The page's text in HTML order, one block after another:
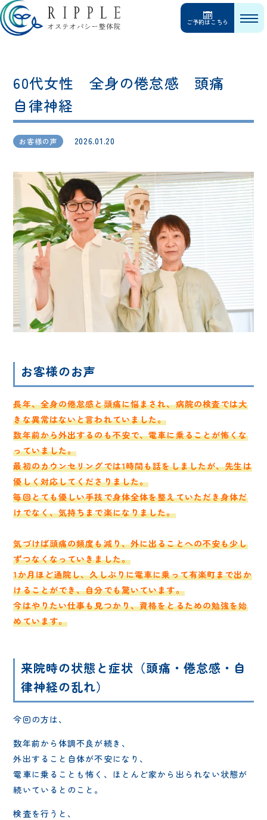
ご予約はこちら
60代女性 全身の倦怠感 頭痛
自律神経
お客様の声 2026.01.20
お客様のお声
長年、全身の倦怠感と頭痛に悩まされ、病院の検査では大
きな異常はないと言われていました。
数年前から外出するのも不安で、電車に乗ることが怖くな
っていました。
最初のカウンセリングでは1時間も話をしましたが、先生は
優しく対応してくださりました。
毎回とても優しい手技で身体全体を整えていただき身体だ
けでなく、気持ちまで楽になりました。
気づけば頭痛の頻度も減り、外に出ることへの不安も少し
ずつなくなっていきました。
1か月ほど通院し、久しぶりに電車に乗って有楽町まで出か
けることができ、自分でも驚いています。
今はやりたい仕事も見つかり、資格をとるための勉強を始
めています。
来院時の状態と症状（頭痛・倦怠感・自
律神経の乱れ）
今回の方は、
数年前から体調不良が続き、
外出すること自体が不安になり、
電車に乗ることも怖く、ほとんど家から出られない状態が
続いているとのこと。
検査を行うと、